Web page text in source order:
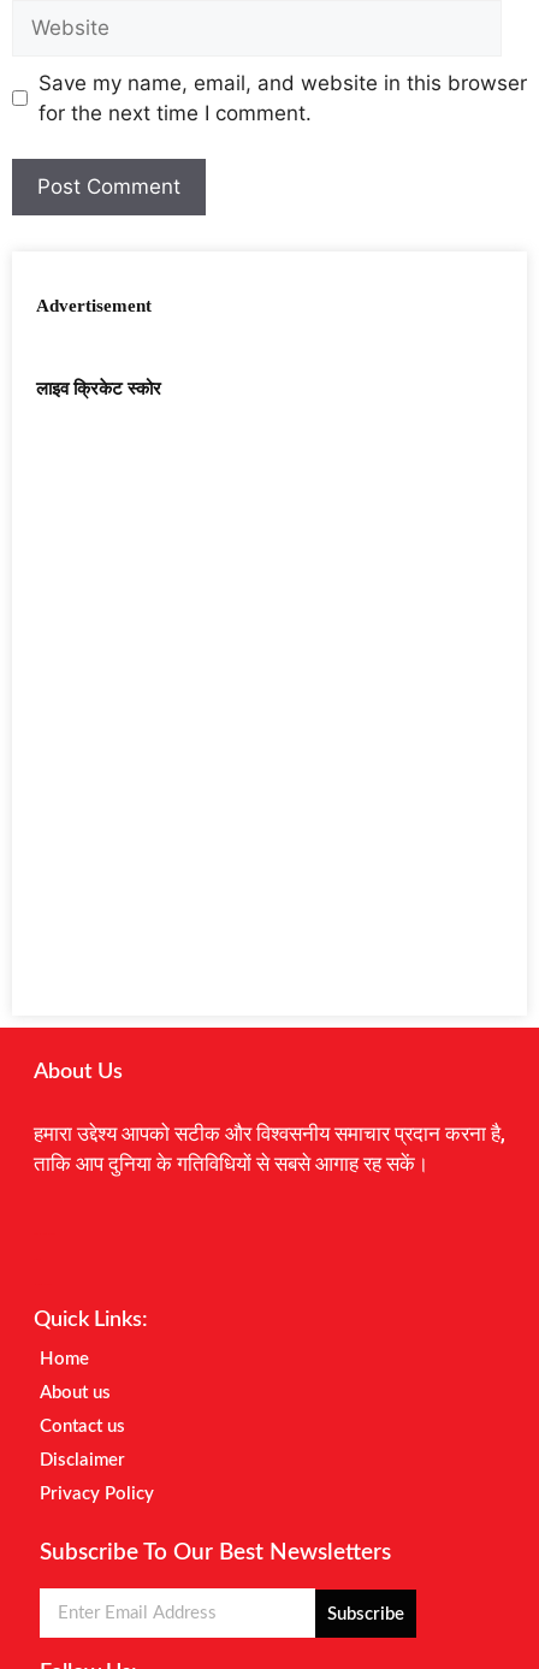
Save my name, email, and website in this browser
for the next time I comment.
Advertisement
लाइव क्रिकेट स्कोर
About Us
हमारा उद्देश्य आपको सटीक और विश्वसनीय समाचार प्रदान करना है,
ताकि आप दुनिया के गतिविधियों से सबसे आगाह रह सकें।
Quick Links:
Home
About us
Contact us
Disclaimer
Privacy Policy
Subscribe To Our Best Newsletters
Subscribe